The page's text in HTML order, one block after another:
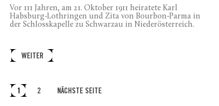
Vor 111 Jahren, am 21. Oktober 1911 heiratete Karl
Habsburg-Lothringen und Zita von Bourbon-Parma in
der Schlosskapelle zu Schwarzau in Niederösterreich.
WEITER
1 2 NÄCHSTE SEITE